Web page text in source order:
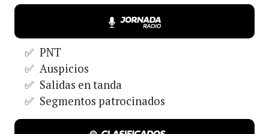
PNT
Auspicios
Salidas en tanda
Segmentos patrocinados